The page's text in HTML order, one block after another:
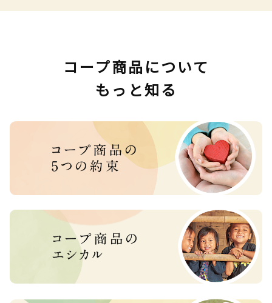
コープ商品について
もっと知る